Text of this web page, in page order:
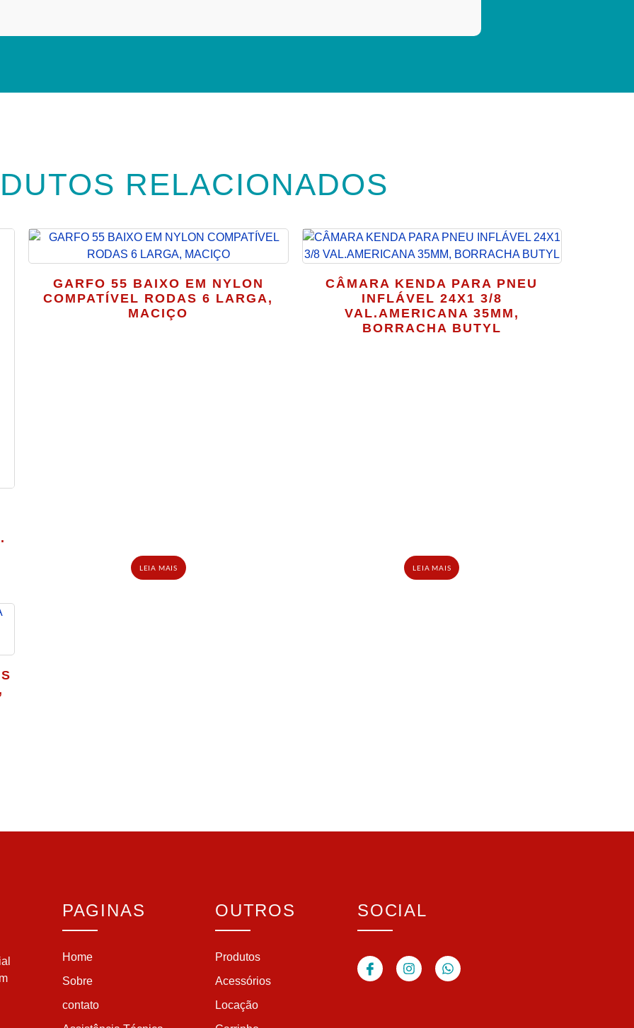
RELACIONADOS
GARFO 55 BAIXO EM NYLON
COMPATÍVEL RODAS 6 LARGA,
MACIÇO
LEIA MAIS
CÂMARA KENDA PARA PNEU
INFLÁVEL 24X1 3/8
VAL.AMERICANA 35MM,
BORRACHA BUTYL
LEIA MAIS
PAGINAS
Home
Sobre
contato
OUTROS
Produtos
Acessórios
Locação
SOCIAL